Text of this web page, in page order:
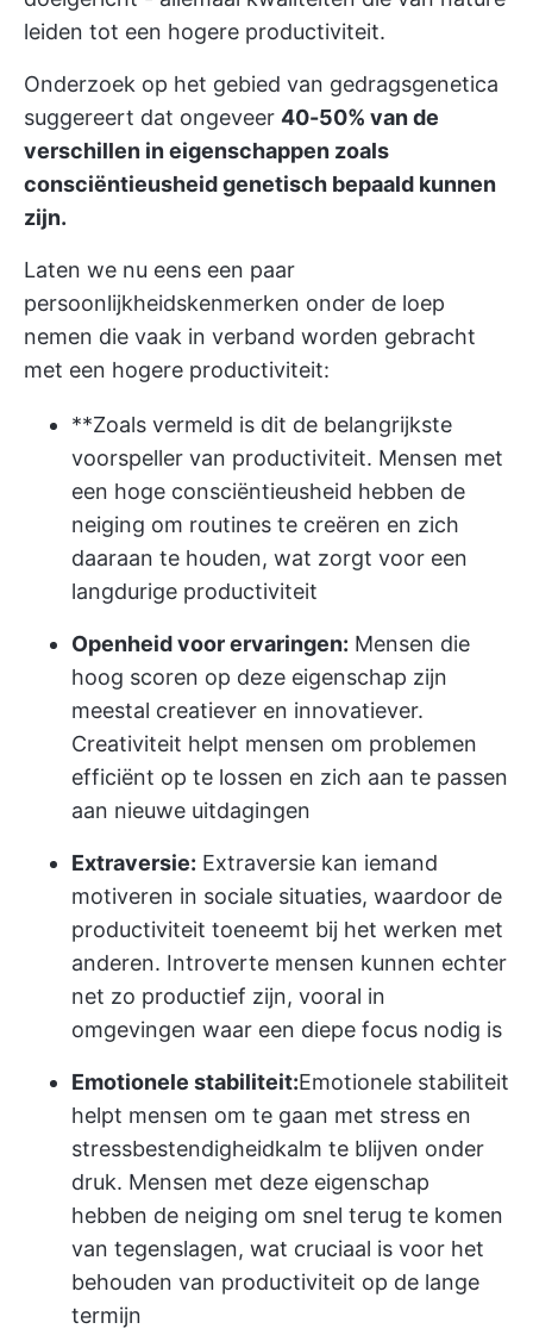
leiden tot een hogere productiviteit.
Onderzoek op het gebied van gedragsgenetica
suggereert dat ongeveer 40-50% van de
verschillen in eigenschappen zoals
consciëntieusheid genetisch bepaald kunnen
zijn.
Laten we nu eens een paar
persoonlijkheidskenmerken onder de loep
nemen die vaak in verband worden gebracht
met een hogere productiviteit:
**Zoals vermeld is dit de belangrijkste
voorspeller van productiviteit. Mensen met
een hoge consciëntieusheid hebben de
neiging om routines te creëren en zich
daaraan te houden, wat zorgt voor een
langdurige productiviteit
Openheid voor ervaringen: Mensen die
hoog scoren op deze eigenschap zijn
meestal creatiever en innovatiever.
Creativiteit helpt mensen om problemen
efficiënt op te lossen en zich aan te passen
aan nieuwe uitdagingen
Extraversie: Extraversie kan iemand
motiveren in sociale situaties, waardoor de
productiviteit toeneemt bij het werken met
anderen. Introverte mensen kunnen echter
net zo productief zijn, vooral in
omgevingen waar een diepe focus nodig is
Emotionele stabiliteit:Emotionele stabiliteit
helpt mensen om te gaan met stress en
stressbestendigheidkalm te blijven onder
druk. Mensen met deze eigenschap
hebben de neiging om snel terug te komen
van tegenslagen, wat cruciaal is voor het
behouden van productiviteit op de lange
termijn